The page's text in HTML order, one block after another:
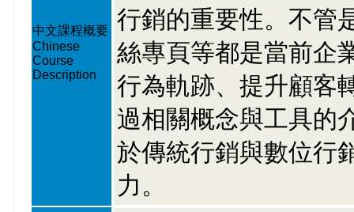
中文課程概要
Chinese
Course
Description
行銷的重要性。不管
絲專頁等都是當前企
行為軌跡、提升顧客
過相關概念與工具的
於傳統行銷與數位行
力。